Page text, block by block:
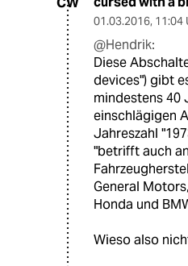
01.03.2016, 11:04
@Hendrik:
Diese
devices") gibt
mindestens 40
einschlägigen
Jahreszahl
"betrifft auch
General
Honda und
Wieso also